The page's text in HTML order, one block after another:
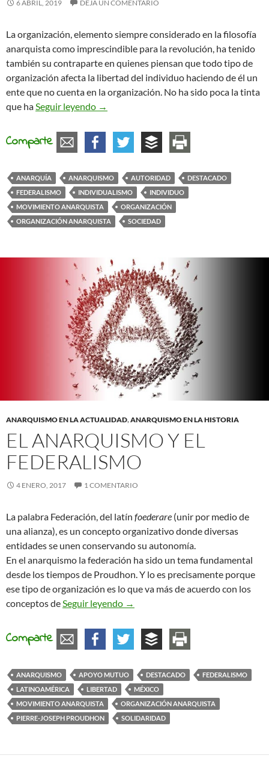
6 ABRIL, 2019 DEJA UN COMENTARIO
La organización, elemento siempre considerado en la filosofía
anarquista como imprescindible para la revolución, ha tenido
también su contraparte en quienes piensan que todo tipo de
organización afecta la libertad del individuo haciendo de él un
ente que no cuenta en la organización. No ha sido poca la tinta
que ha Seguir leyendo Anarquismo: Organización vs. autoridad
→
Comparte
ANARQUÍA ANARQUISMO AUTORIDAD
DESTACADO
FEDERALISMO
INDIVIDUALISMO
INDIVIDUO
MOVIMIENTO ANARQUISTA
ORGANIZACIÓN
ORGANIZACIÓN ANARQUISTA
SOCIEDAD
ANARQUISMO EN LA ACTUALIDAD,ANARQUISMO EN LA HISTORIA
EL ANARQUISMO Y EL
FEDERALISMO
4 ENERO, 2017 1 COMENTARIO
La palabra Federación, del latín foederare (unir por medio de
una alianza), es un concepto organizativo donde diversas
entidades se unen conservando su autonomía.
En el anarquismo la federación ha sido un tema fundamental
desde los tiempos de Proudhon. Y lo es precisamente porque
ese tipo de organización es lo que va más de acuerdo con los
conceptos deSeguir leyendo El anarquismo y el federalismo
→
Comparte
ANARQUISMO APOYO MUTUO DESTACADO
FEDERALISMO
LATINOAMÉRICA
LIBERTAD
MÉXICO
MOVIMIENTO ANARQUISTA
ORGANIZACIÓN ANARQUISTA
PIERRE-JOSEPH PROUDHON
SOLIDARIDAD